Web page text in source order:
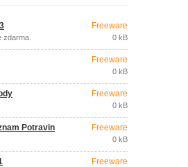
zdarma.
Freeware
0 kB
Freeware
0 kB
Freeware
0 kB
Potravin
Freeware
0 kB
Freeware